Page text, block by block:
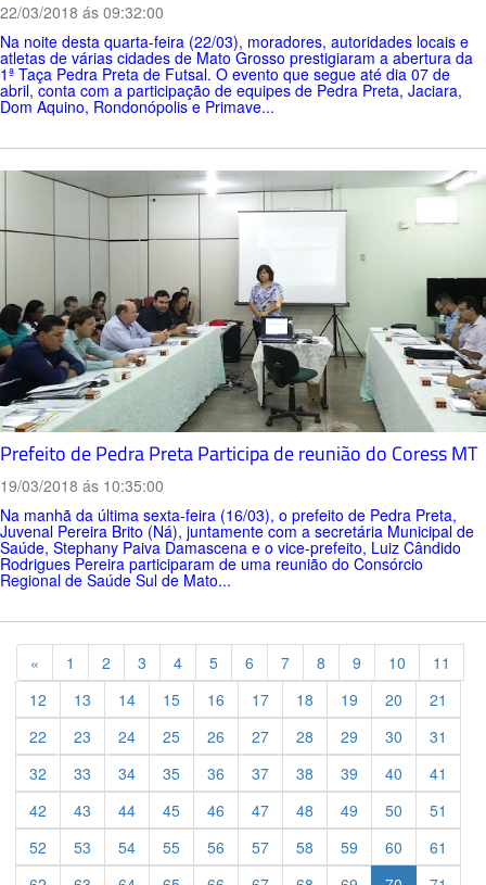
22/03/2018 ás 09:32:00
Na noite desta quarta-feira (22/03), moradores, autoridades locais e
atletas de várias cidades de Mato Grosso prestigiaram a abertura da
1ª Taça Pedra Preta de Futsal. O evento que segue até dia 07 de
abril, conta com a participação de equipes de Pedra Preta, Jaciara,
Dom Aquino, Rondonópolis e Primave...
Prefeito de Pedra Preta Participa de reunião do Coress MT
19/03/2018 ás 10:35:00
Na manhã da última sexta-feira (16/03), o prefeito de Pedra Preta,
Juvenal Pereira Brito (Ná), juntamente com a secretária Municipal de
Saúde, Stephany Paiva Damascena e o vice-prefeito, Luiz Cândido
Rodrigues Pereira participaram de uma reunião do Consórcio
Regional de Saúde Sul de Mato...
« Previous
1 2 3 4 5 6 7 8 9 10
11
12
13 14 15 16 17 18 19 20
21
22
23 24 25 26 27 28 29 30
31
32
33 34 35 36 37 38 39 40
41
42
43 44 45 46 47 48 49 50
51
52
53 54 55 56 57 58 59 60
61